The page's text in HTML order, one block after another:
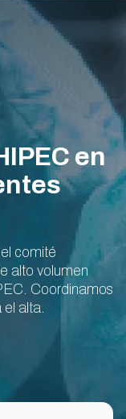
en
comité
alto volumen
Coordinamos
el alta.